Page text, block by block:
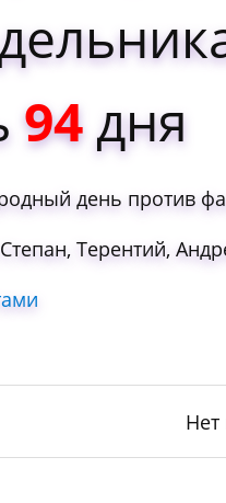
94дня
день против
Терентий,
Нет